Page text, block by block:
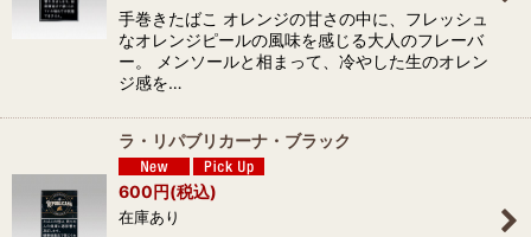
手巻きたばこ オレンジの甘さの中に、フレッシュ
なオレンジピールの風味を感じる大人のフレーバ
ー。 メンソールと相まって、冷やした生のオレン
ジ感を…
ラ・リパブリカーナ・ブラック
600円(税込)
在庫あり